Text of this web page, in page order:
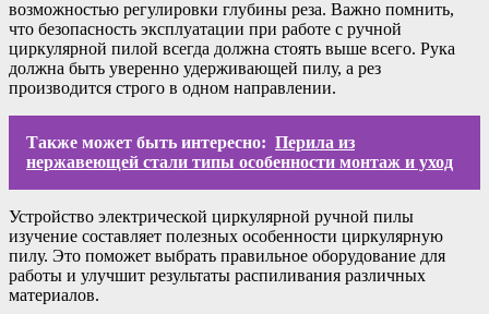
возможностью регулировки глубины реза. Важно помнить,
что безопасность эксплуатации при работе с ручной
циркулярной пилой всегда должна стоять выше всего. Рука
должна быть уверенно удерживающей пилу, а рез
производится строго в одном направлении.
Также может быть интересно: Перила из
нержавеющей стали типы особенности монтаж и уход
Устройство электрической циркулярной ручной пилы
изучение составляет полезных особенности циркулярную
пилу. Это поможет выбрать правильное оборудование для
работы и улучшит результаты распиливания различных
материалов.